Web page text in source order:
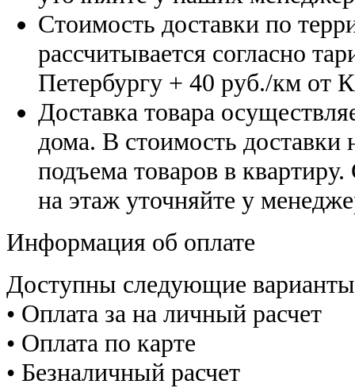
Стоимость доставки по
рассчитывается согласно
Петербургу + 40 руб./км от
Доставка товара
дома. В стоимость доставки
подъема товаров в
на этаж уточняйте у
Информация об оплате
Доступны следующие
• Оплата за на личный расчет
• Оплата по карте
• Безналичный расчет